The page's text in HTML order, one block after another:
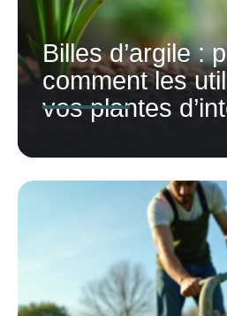
Billes d’argile :
comment les
vos plantes